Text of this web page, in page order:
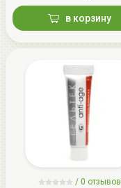
в корзину
/ 0 отзывов